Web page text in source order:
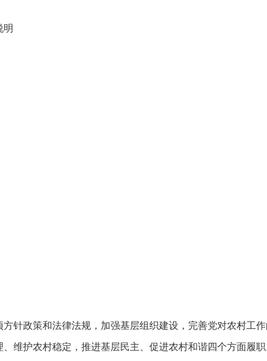
明
政策和法律法规，加强基层组织建设，完善党对农村工
维护农村稳定，推进基层民主、促进农村和谐四个方面履职